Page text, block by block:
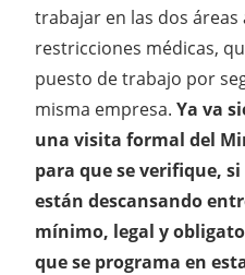
trabajar en las dos
restricciones médicas,
puesto de trabajo por
misma empresa. Ya va
una visita formal del
para que se verifique,
están descansando
mínimo, legal y
que se programa en